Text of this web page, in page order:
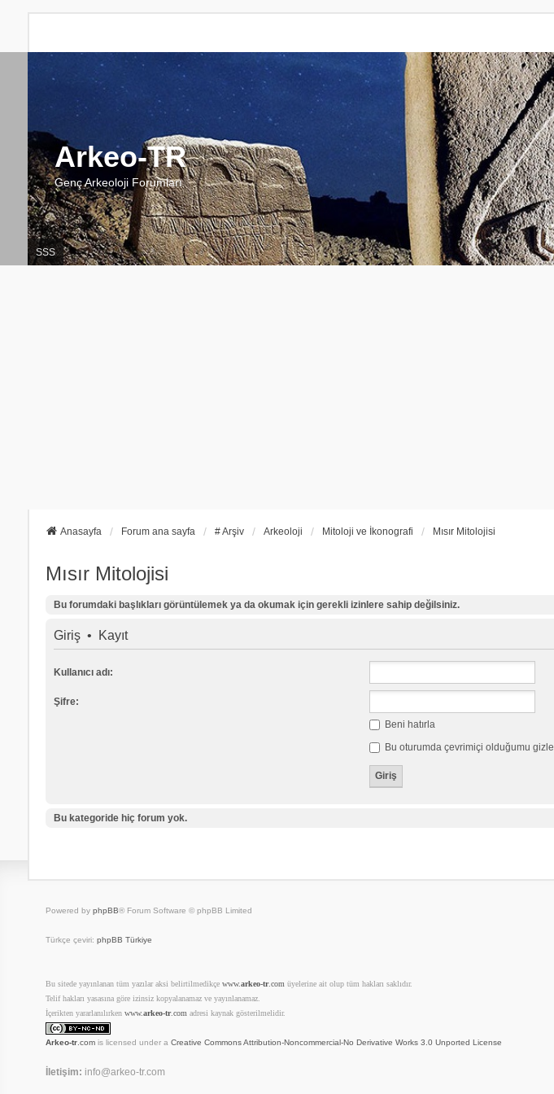
Arkeo-TR
Genç Arkeoloji Forumları
SSS
Anasayfa Forum ana sayfa # Arşiv Arkeoloji Mitoloji ve İkonografi Mısır Mitolojisi
Mısır Mitolojisi
Bu forumdaki başlıkları görüntülemek ya da okumak için gerekli izinlere sahip değilsiniz.
Giriş• Kayıt
Kullanıcı adı:
Şifre:
Beni hatırla
Bu oturumda çevrimiçi olduğumu gizle
Bu kategoride hiç forum yok.
Powered by phpBB® Forum Software © phpBB Limited
Türkçe çeviri: phpBB Türkiye
Bu sitede yayınlanan tüm yazılar aksi belirtilmedikçe www.arkeo-tr.com üyelerine ait olup tüm hakları saklıdır.
Telif hakları yasasına göre izinsiz kopyalanamaz ve yayınlanamaz.
İçerikten yararlanılırken www.arkeo-tr.com adresi kaynak gösterilmelidir.
Arkeo-tr.comis licensed under a Creative Commons Attribution-Noncommercial-No Derivative Works 3.0 Unported License
İletişim: info@arkeo-tr.com